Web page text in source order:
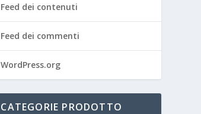
Feed dei contenuti
Feed dei commenti
WordPress.org
CATEGORIE PRODOTTO